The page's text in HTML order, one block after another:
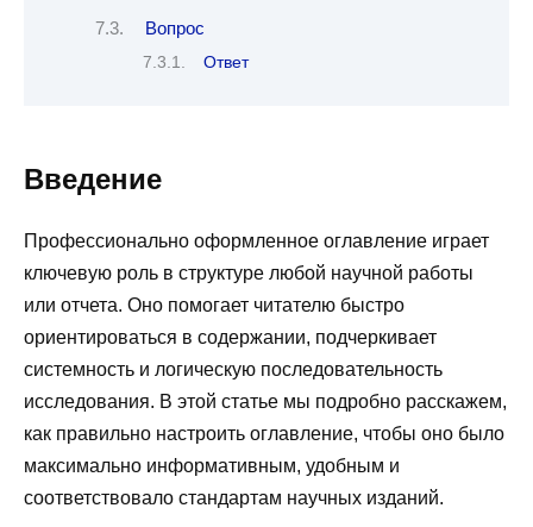
Вопрос
Ответ
Введение
Профессионально оформленное оглавление играет
ключевую роль в структуре любой научной работы
или отчета. Оно помогает читателю быстро
ориентироваться в содержании, подчеркивает
системность и логическую последовательность
исследования. В этой статье мы подробно расскажем,
как правильно настроить оглавление, чтобы оно было
максимально информативным, удобным и
соответствовало стандартам научных изданий.